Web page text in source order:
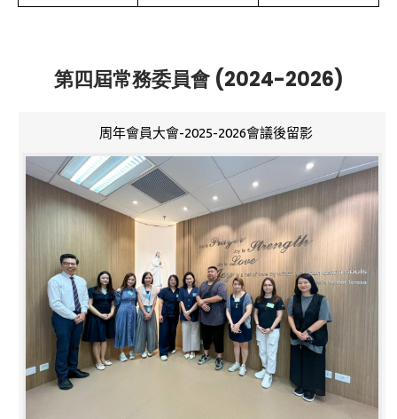
第四屆常務委員會 (2024-2026)
周年會員大會-2025-2026會議後留影